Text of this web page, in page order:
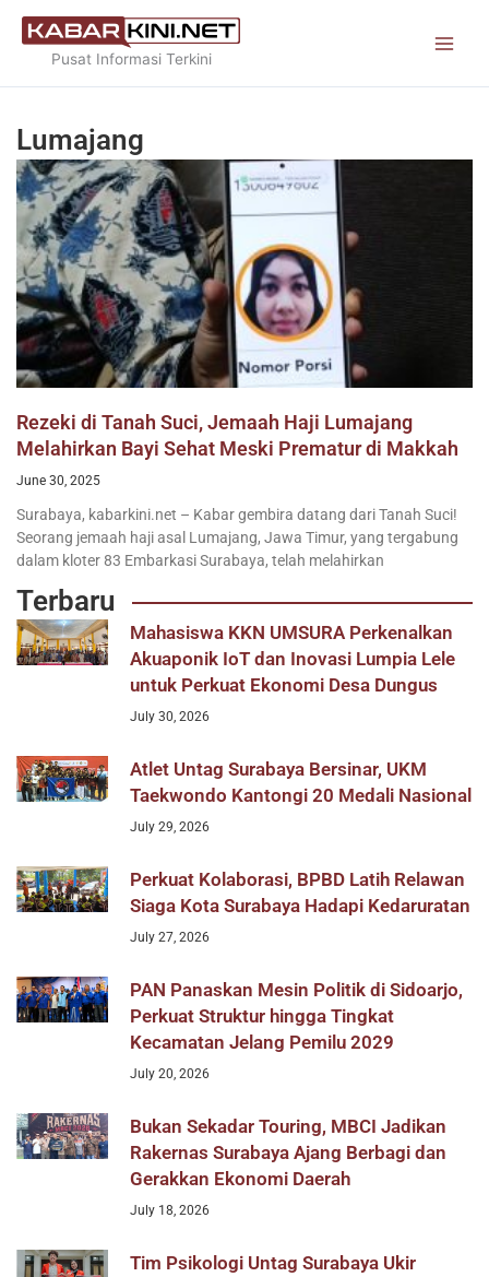
Skip
contentPusat Informasi Terkini
Lumajang
Rezeki di Tanah Suci, Jemaah Haji Lumajang
Melahirkan Bayi Sehat Meski Prematur di Makkah
June 30, 2025
Surabaya, kabarkini.net – Kabar gembira datang dari Tanah Suci!
Seorang jemaah haji asal Lumajang, Jawa Timur, yang tergabung
dalam kloter 83 Embarkasi Surabaya, telah melahirkan
Terbaru
Mahasiswa KKN UMSURA Perkenalkan
Akuaponik IoT dan Inovasi Lumpia Lele
untuk Perkuat Ekonomi Desa Dungus
July 30, 2026
Atlet Untag Surabaya Bersinar, UKM
Taekwondo Kantongi 20 Medali Nasional
July 29, 2026
Perkuat Kolaborasi, BPBD Latih Relawan
Siaga Kota Surabaya Hadapi Kedaruratan
July 27, 2026
PAN Panaskan Mesin Politik di Sidoarjo,
Perkuat Struktur hingga Tingkat
Kecamatan Jelang Pemilu 2029
July 20, 2026
Bukan Sekadar Touring, MBCI Jadikan
Rakernas Surabaya Ajang Berbagi dan
Gerakkan Ekonomi Daerah
July 18, 2026
Tim Psikologi Untag Surabaya Ukir